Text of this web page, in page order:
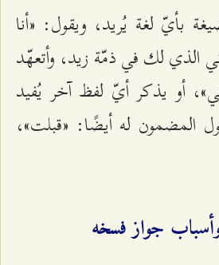
بأيّ لغة يُريد، ويقول: «أنا
الذي لك في ذمّة زيد، وأتعهّد
أو يذكر أيّ لفظ آخر يُفيد
المضمون له أيضًا: «قبلت»،
جواز فسخه